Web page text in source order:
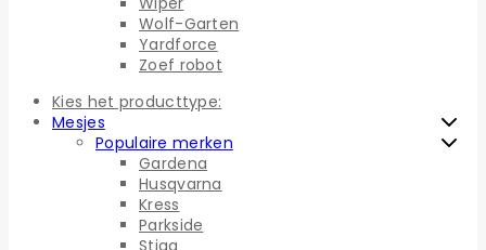
Wolf-Garten
Yardforce
Zoef robot
Kies het producttype:
Mesjes
Populaire merken
Gardena
Husqvarna
Kress
Parkside
Stiga